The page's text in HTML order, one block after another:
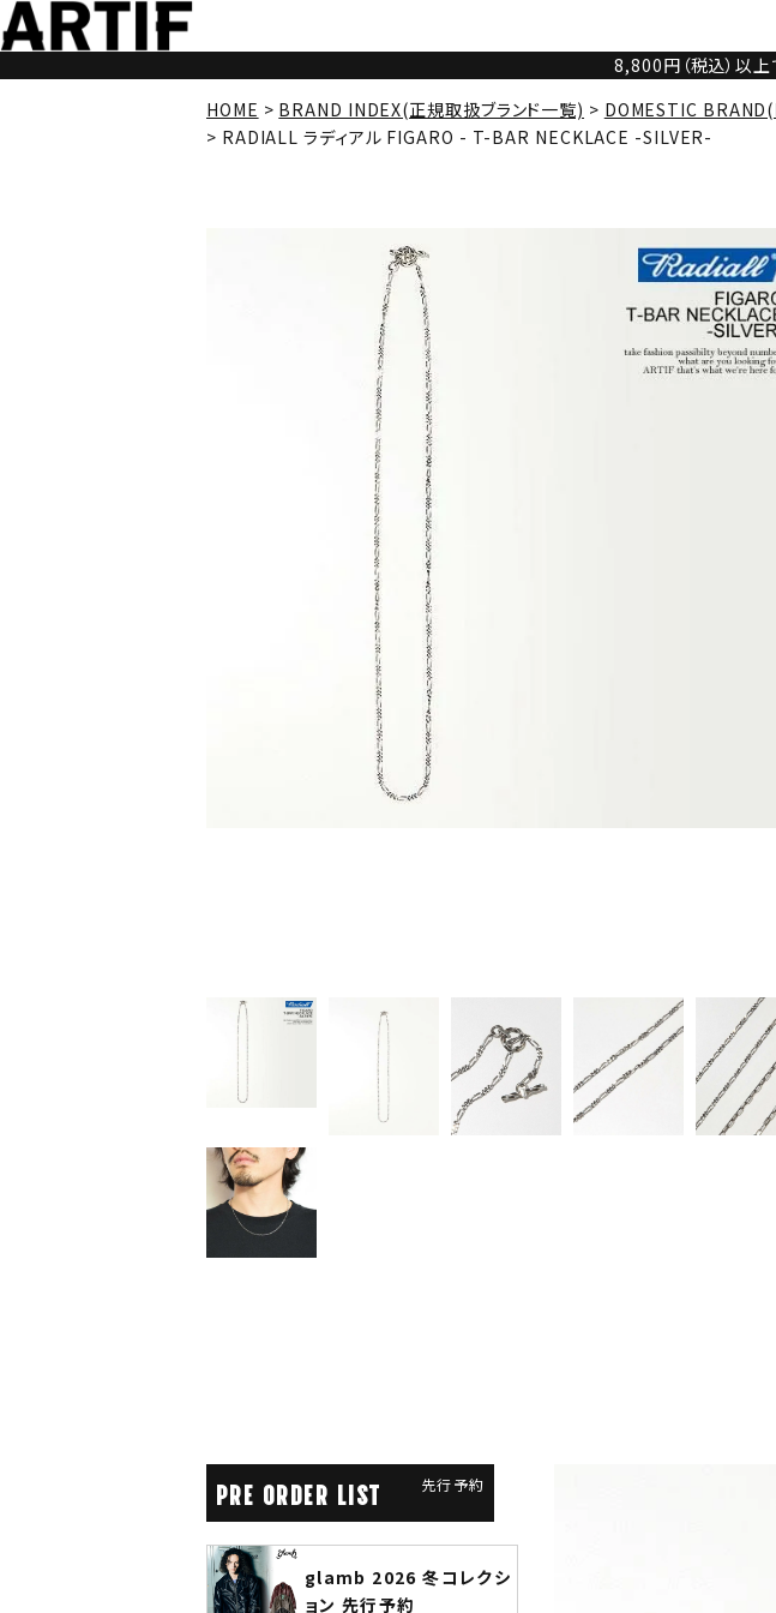
8,800円（税込）以上
HOME
BRAND INDEX(正規取扱ブランド一覧) DOMESTIC BRAND(
RADIALL ラディアル FIGARO - T-BAR NECKLACE -SILVER-
PRE ORDER LIST 先行予約
glamb 2026 冬コレクシ
ANGENEHM 2026 秋冬
先行予約
COLLECTION